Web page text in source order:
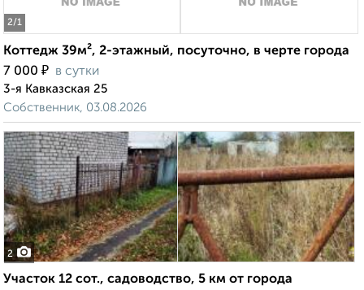
2/1
Коттедж 39м², 2-этажный, посуточно, в черте города
7 000 ₽ в сутки
3-я Кавказская 25
Собственник, 03.08.2026
2
Участок 12 сот., садоводство, 5 км от города